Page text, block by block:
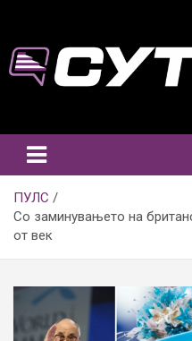
content
ПУЛС
Со заминувањето на
от век